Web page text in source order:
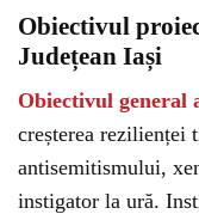
Obiectivul
Județean Iași
Obiectivul general
creșterea
antisemitismului,
instigator la ură.